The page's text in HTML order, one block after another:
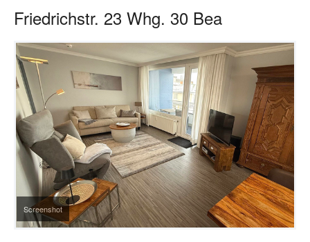
Friedrichstr. 23 Whg. 30 Bea
Screenshot